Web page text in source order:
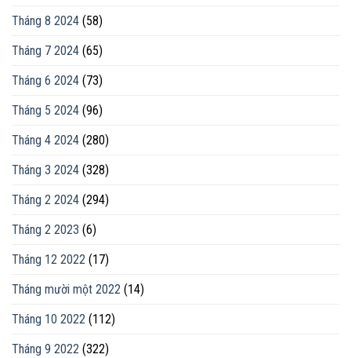
Tháng 8 2024 (58)
Tháng 7 2024 (65)
Tháng 6 2024 (73)
Tháng 5 2024 (96)
Tháng 4 2024 (280)
Tháng 3 2024 (328)
Tháng 2 2024 (294)
Tháng 2 2023 (6)
Tháng 12 2022 (17)
Tháng mười một 2022 (14)
Tháng 10 2022 (112)
Tháng 9 2022 (322)